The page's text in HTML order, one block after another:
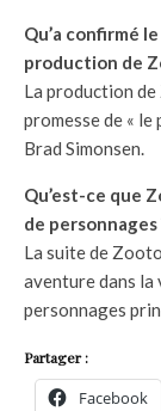
Qu’a confirmé
production de
La production
promesse de «
Brad Simonsen.
Qu’est-ce que
de personnages
La suite de
aventure dans
personnages
Partager :
Facebook